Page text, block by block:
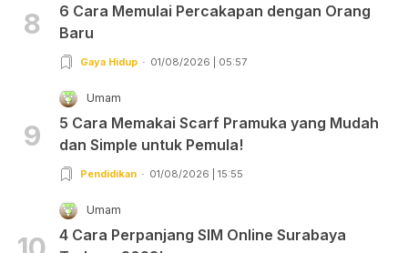
8
6 Cara Memulai Percakapan dengan Orang
Baru
Gaya Hidup 01/08/2026 | 05:57
9
Umam
5 Cara Memakai Scarf Pramuka yang Mudah
dan Simple untuk Pemula!
Pendidikan 01/08/2026 | 15:55
Umam
4 Cara Perpanjang SIM Online Surabaya